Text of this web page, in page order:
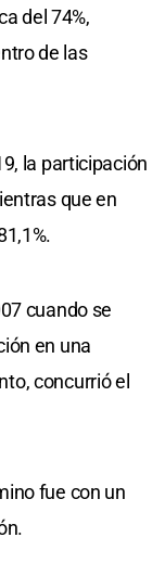
del 74%,
de las
la participación
que en
cuando se
en una
concurrió el
fue con un